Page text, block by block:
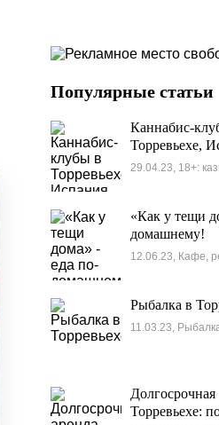
Популярные статьи
Каннабис-
Торревьехе,
«Как у тещи
домашнему!
Рыбалка в
Торревьехе: